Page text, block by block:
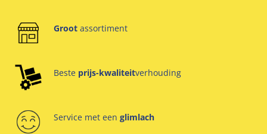
Groot assortiment
Beste prijs-kwaliteitverhouding
Service met een glimlach